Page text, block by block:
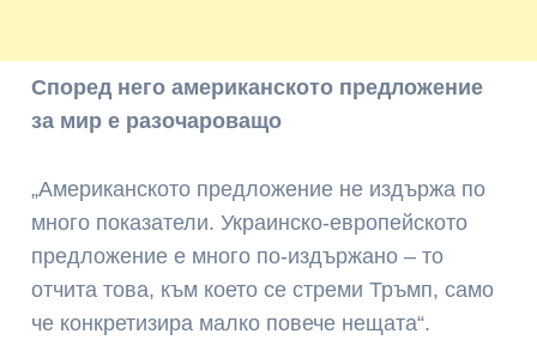
Според него американското предложение
за мир е разочароващо
„Американското предложение не издържа по
много показатели. Украинско-европейското
предложение е много по-издържано – то
отчита това, към което се стреми Тръмп, само
че конкретизира малко повече нещата“.